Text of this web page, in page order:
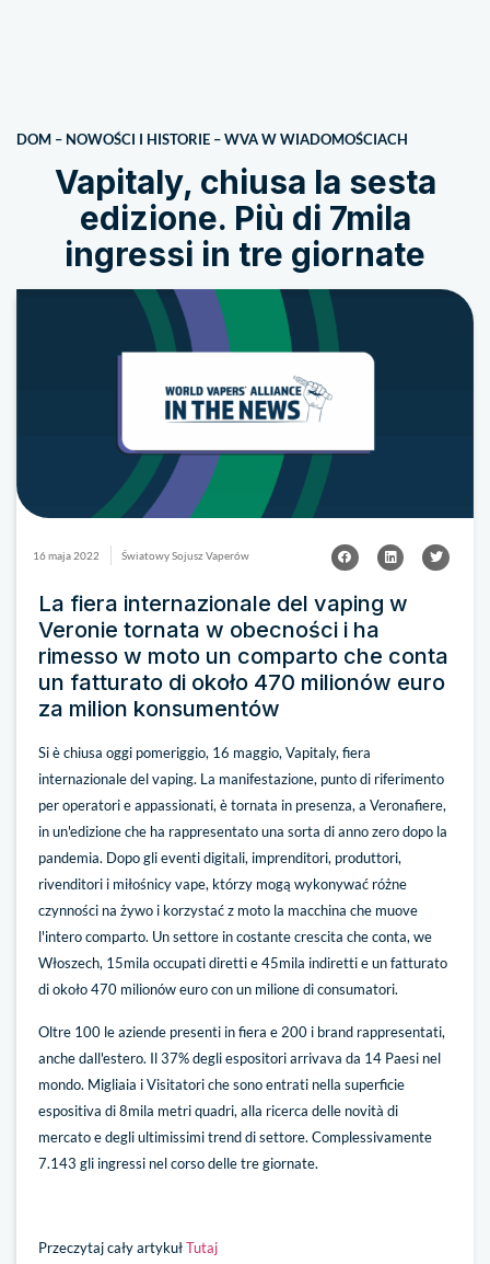
DOM – NOWOŚCI I HISTORIE –WVA W WIADOMOŚCIACH
Vapitaly, chiusa la sesta
edizione. Più di 7mila
ingressi in tre giornate
16 maja 2022 Światowy Sojusz Vaperów
La fiera internazionale del vaping w
Veronie tornata w obecności i ha
rimesso w moto un comparto che conta
un fatturato di około 470 milionów euro
za milion konsumentów
Si è chiusa oggi pomeriggio, 16 maggio, Vapitaly, fiera
internazionale del vaping. La manifestazione, punto di riferimento
per operatori e appassionati, è tornata in presenza, a Veronafiere,
in un'edizione che ha rappresentato una sorta di anno zero dopo la
pandemia. Dopo gli eventi digitali, imprenditori, produttori,
rivenditori i miłośnicy vape, którzy mogą wykonywać różne
czynności na żywo i korzystać z moto la macchina che muove
l'intero comparto. Un settore in costante crescita che conta, we
Włoszech, 15mila occupati diretti e 45mila indiretti e un fatturato
di około 470 milionów euro con un milione di consumatori.
Oltre 100 le aziende presenti in fiera e 200 i brand rappresentati,
anche dall'estero. Il 37% degli espositori arrivava da 14 Paesi nel
mondo. Migliaia i Visitatori che sono entrati nella superficie
espositiva di 8mila metri quadri, alla ricerca delle novità di
mercato e degli ultimissimi trend di settore. Complessivamente
7.143 gli ingressi nel corso delle tre giornate.
Przeczytaj cały artykułTutaj